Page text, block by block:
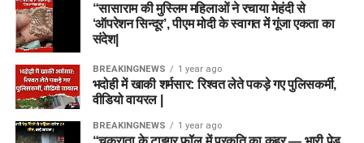
“सासाराम की मुस्लिम महिलाओं ने रचाया मेहंदी से
‘ऑपरेशन सिन्दूर’, पीएम मोदी के स्वागत में गूंजा एकता का
संदेश|
BREAKINGNEWS 1 year ago
भदोही में खाकी शर्मसार: रिश्वत लेते पकड़े गए पुलिसकर्मी,
वीडियो वायरल |
BREAKINGNEWS 1 year ago